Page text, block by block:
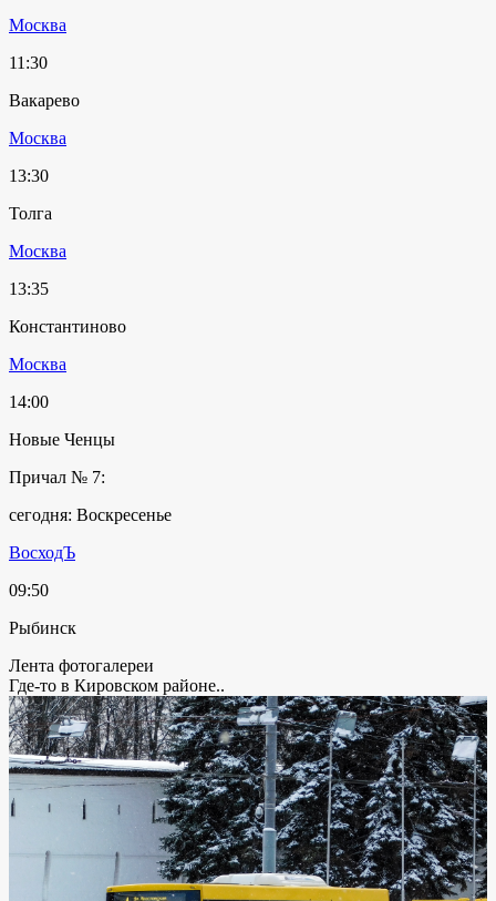
Москва
11:30
Вакарево
Москва
13:30
Толга
Москва
13:35
Константиново
Москва
14:00
Новые Ченцы
Причал № 7:
сегодня: Воскресенье
ВосходЪ
09:50
Рыбинск
Лента фотогалереи
Где-то в Кировском районе..